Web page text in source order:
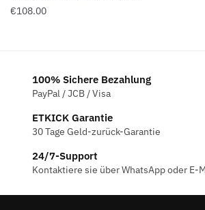
€108.00
100% Sichere Bezahlung
PayPal / JCB / Visa
ETKICK Garantie
30 Tage Geld-zurück-Garantie
24/7-Support
Kontaktiere sie über WhatsApp oder E-